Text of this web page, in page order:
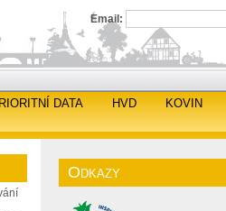
Email:
DATA HVD KOVIN
Odkazy